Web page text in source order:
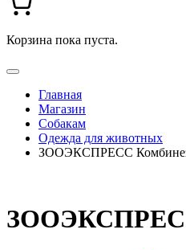
Корзина пока пуста.
Главная
Магазин
Собакам
Одежда для животных
ЗООЭКСПРЕСС
ЗООЭКСПРЕСС